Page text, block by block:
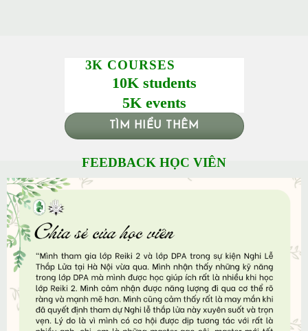
3K COURSES
10K students
5K events
TÌM HIỂU THÊM
FEEDBACK HỌC VIÊN